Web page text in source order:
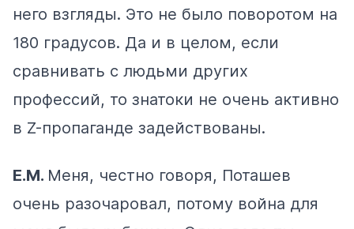
него взгляды. Это не было поворотом на
180 градусов. Да и в целом, если
сравнивать с людьми других
профессий, то знатоки не очень активно
в Z-пропаганде задействованы.
Е.М. Меня, честно говоря, Поташев
очень разочаровал, потому война для